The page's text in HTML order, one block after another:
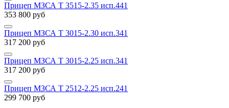
Прицеп МЗСА T 3515-2.35 исп.441
353 800 руб
Прицеп МЗСА T 3015-2.30 исп.341
317 200 руб
Прицеп МЗСА T 3015-2.25 исп.341
317 200 руб
Прицеп МЗСА T 2512-2.25 исп.241
299 700 руб